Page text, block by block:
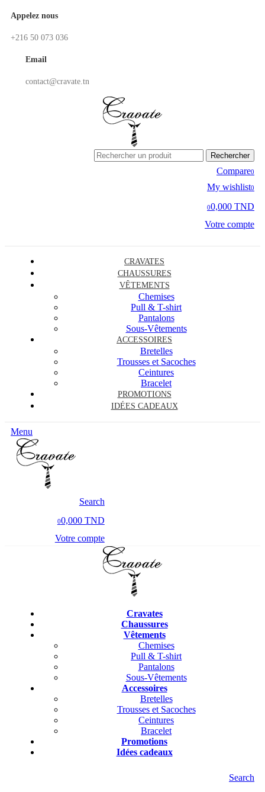
Appelez nous
+216 50 073 036
Email
contact@cravate.tn
Rechercher
Compare0
My wishlist0
00,000 TND
Votre compte
CRAVATES
CHAUSSURES
VÊTEMENTS
Chemises
Pull & T-shirt
Pantalons
Sous-Vêtements
ACCESSOIRES
Bretelles
Trousses et Sacoches
Ceintures
Bracelet
PROMOTIONS
IDÉES CADEAUX
Menu
Search
00,000 TND
Votre compte
Cravates
Chaussures
Vêtements
Chemises
Pull & T-shirt
Pantalons
Sous-Vêtements
Accessoires
Bretelles
Trousses et Sacoches
Ceintures
Bracelet
Promotions
Idées cadeaux
Search